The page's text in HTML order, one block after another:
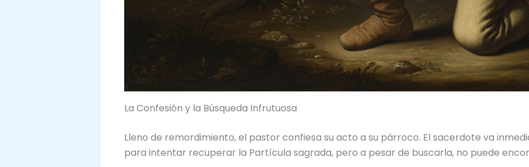
La Confesión y la Búsqueda Infrutuosa
Lleno de remordimiento, el pastor confiesa su acto a su párroco. El sacerdote va
para intentar recuperar la Partícula sagrada, pero a pesar de buscarla, no puede